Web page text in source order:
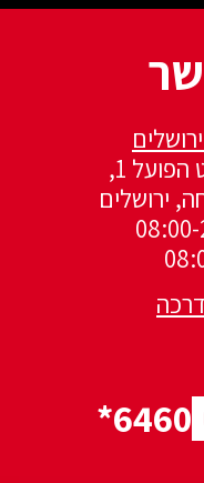
1,
ירושלים
6460*